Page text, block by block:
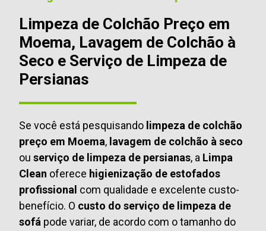
Limpeza de Colchão Preço em
Moema, Lavagem de Colchão à
Seco e Serviço de Limpeza de
Persianas
Se você está pesquisando limpeza de colchão
preço em Moema, lavagem de colchão à seco
ou serviço de limpeza de persianas, a Limpa
Clean oferece higienização de estofados
profissional com qualidade e excelente custo-
benefício. O custo do serviço de limpeza de
sofá pode variar, de acordo com o tamanho do